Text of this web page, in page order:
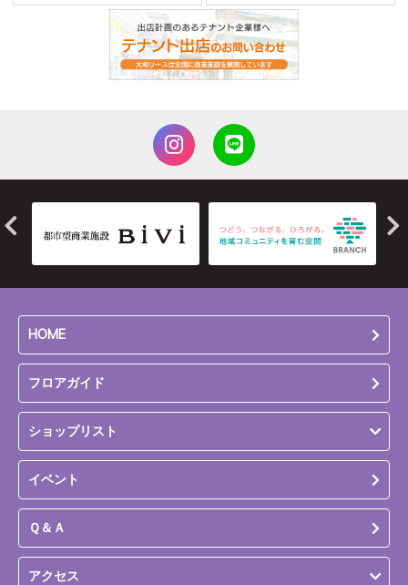
HOME
フロアガイド
ショップリスト
イベント
Ｑ＆Ａ
アクセス